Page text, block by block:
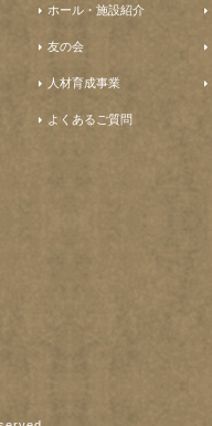
ホール・施設紹介
友の会
人材育成事業
よくあるご質問